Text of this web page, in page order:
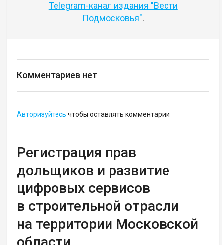
Telegram-канал издания "Вести
Подмосковья".
Комментариев нет
Авторизуйтесь чтобы оставлять комментарии
Регистрация прав
дольщиков и развитие
цифровых сервисов
в строительной отрасли
на территории Московской